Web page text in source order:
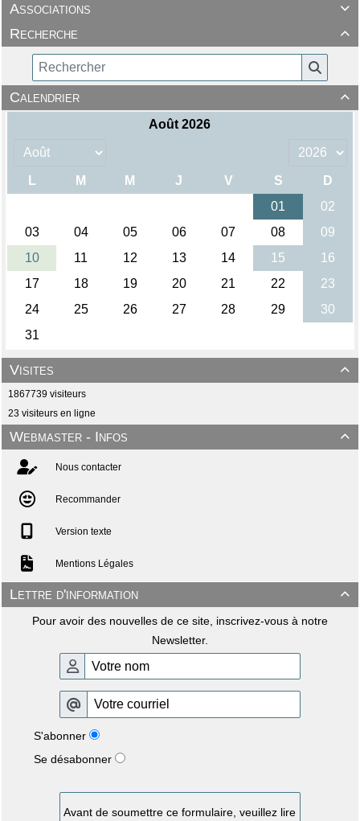

Associations

Recherche

Calendrier

Visites
1867739 visiteurs
23 visiteurs en ligne

Webmaster - Infos
Nous contacter
Recommander
Version texte
Mentions Légales

Lettre d'information
Pour avoir des nouvelles de ce site, inscrivez-vous à notre
Newsletter.
S'abonner
Se désabonner
Avant de soumettre ce formulaire, veuillez lire